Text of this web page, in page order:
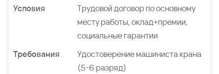
Условия
Трудовой договор по основному
месту работы, оклад+премии,
социальные гарантии
Требования
Удостоверение машиниста крана
(5-6 разряд)